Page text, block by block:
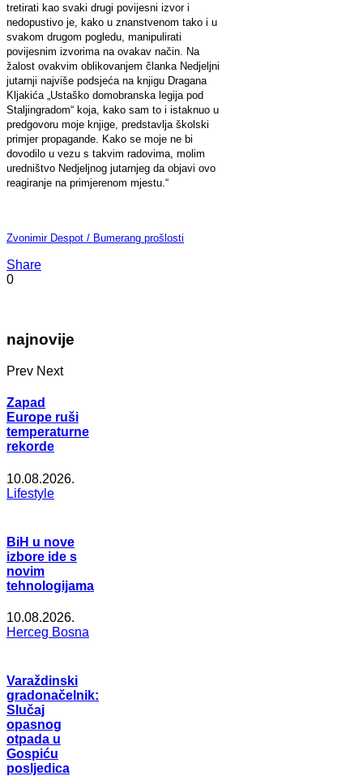
tretirati kao svaki drugi povijesni izvor i
nedopustivo je, kako u znanstvenom tako i u
svakom drugom pogledu, manipulirati
povijesnim izvorima na ovakav način. Na
žalost ovakvim oblikovanjem članka Nedjeljni
jutarnji najviše podsjeća na knjigu Dragana
Kljakića „Ustaško domobranska legija pod
Staljingradom“ koja, kako sam to i istaknuo u
predgovoru moje knjige, predstavlja školski
primjer propagande. Kako se moje ne bi
dovodilo u vezu s takvim radovima, molim
uredništvo Nedjeljnog jutarnjeg da objavi ovo
reagiranje na primjerenom mjestu.“
Zvonimir Despot / Bumerang prošlosti
Share
0
najnovije
Prev Next
Zapad
Europe ruši
temperaturne
rekorde
10.08.2026.
Lifestyle
BiH u nove
izbore ide s
novim
tehnologijama
10.08.2026.
Herceg Bosna
Varaždinski
gradonačelnik:
Slučaj
opasnog
otpada u
Gospiću
posljedica